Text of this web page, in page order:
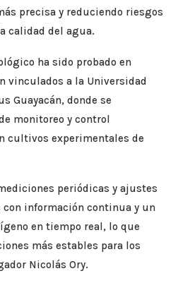
precisa y reduciendo riesgos
calidad del agua.
ha sido probado en
vinculados a la Universidad
Guayacán, donde se
monitoreo y control
cultivos experimentales de
periódicas y ajustes
con información continua y un
en tiempo real, lo que
más estables para los
Nicolás Ory.